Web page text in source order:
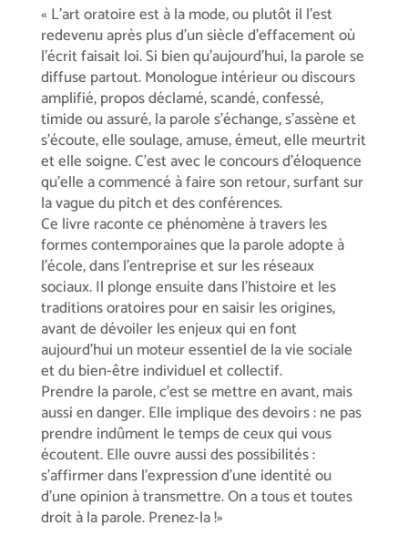
« L’art oratoire est à la mode, ou plutôt il l’est
redevenu après plus d’un siècle d’effacement où
l’écrit faisait loi. Si bien qu’aujourd’hui, la parole se
diffuse partout. Monologue intérieur ou discours
amplifié, propos déclamé, scandé, confessé,
timide ou assuré, la parole s’échange, s’assène et
s’écoute, elle soulage, amuse, émeut, elle meurtrit
et elle soigne. C’est avec le concours d’éloquence
qu’elle a commencé à faire son retour, surfant sur
la vague du pitch et des conférences.
Ce livre raconte ce phénomène à travers les
formes contemporaines que la parole adopte à
l’école, dans l’entreprise et sur les réseaux
sociaux. Il plonge ensuite dans l’histoire et les
traditions oratoires pour en saisir les origines,
avant de dévoiler les enjeux qui en font
aujourd’hui un moteur essentiel de la vie sociale
et du bien-être individuel et collectif.
Prendre la parole, c’est se mettre en avant, mais
aussi en danger. Elle implique des devoirs : ne pas
prendre indûment le temps de ceux qui vous
écoutent. Elle ouvre aussi des possibilités :
s’affirmer dans l’expression d’une identité ou
d’une opinion à transmettre. On a tous et toutes
droit à la parole. Prenez-la !»